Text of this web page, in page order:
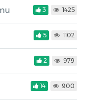
3 1425
5 1102
2 979
14 900